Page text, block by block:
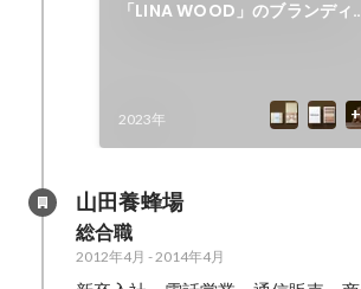
「LINA WOOD」のブランディ
2023年
山田養蜂場
総合職
2012年4月 -2014年4月